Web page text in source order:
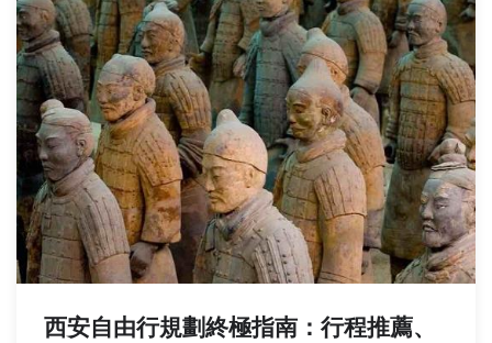
西安自由行規劃終極指南：行程推薦、